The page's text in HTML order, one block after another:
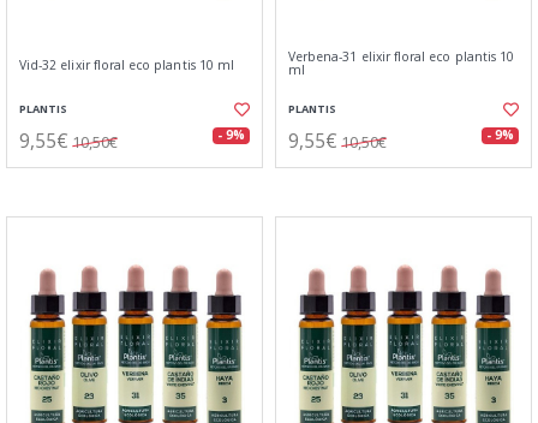
Vid-32 elixir floral eco plantis 10 ml
PLANTIS
9,55€ 10,50€ - 9%
Verbena-31 elixir floral eco plantis 10
ml
PLANTIS
9,55€ 10,50€ - 9%